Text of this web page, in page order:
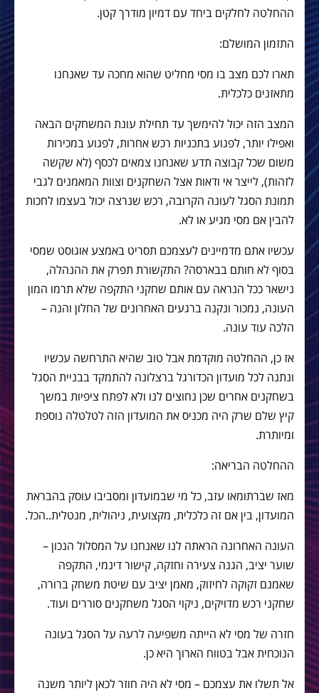
ההחלטה לחלקים ביחד עם דמיון מודרך קטן.
התזמון המושלם:
תארו לכם מצב בו מסי מחליט שהוא מחכה עד שאנחנו
מתאזנים כלכלית.
המצב הזה יכול להימשך עד תחילת עונת המשחקים הבאה
ואפילו יותר, לפגוע בתכניות רכש אחרות, לפגוע במכירות
משום שכל קבוצה תדע שאנחנו צמאים לכסף (לא שקשה
לזהות), לייצר אי ודאות אצל השחקנים וצוות המאמנים לגבי
תמונת הסגל לעונה הקרובה, רכש שנרצה יכול בעצמו לחכות
להבין אם מסי מגיע או לא.
עכשיו אתם מדמיינים לעצמכם תסריט באמצע אוגוסט שמסי
בסוף לא חותם בבארסה? התקשורת תפרק את ההנהלה,
נישאר ככל הנראה עם אותם שחקני התקפה שלא תרמו המון
העונה, נמכור ונקנה ברגעים האחרונים של החלון והנה –
הלכה עוד עונה.
אז כן, ההחלטה מוקדמת אבל טוב שהיא התרחשה עכשיו
ונתנה לכל מועדון הכדורגל ברצלונה להתמקד בבניית הסגל
בשחקנים אחרים שכן נחוצים לנו ולא לפתח ציפיות במשך
קיץ שלם שרק היה מכניס את המועדון הזה לטלטלה נוספת
ומיותרת.
ההחלטה הבריאה:
מאז שברתומאו עזב, כל מי שבמועדון ומסביבו עוסק בהבראת
המועדון, בין אם זה כלכלית, מקצועית, ניהולית, מנטלית..הכל.
העונה האחרונה הראתה לנו שאנחנו על המסלול הנכון –
שוער יציב, הגנה צעירה וחזקה, קישור דינמי, התקפה
שאמנם זקוקה לחיזוק, מאמן יציב עם שיטת משחק ברורה,
שחקני רכש מדויקים, ניקוי הסגל משחקנים סוררים ועוד.
חזרה של מסי לא הייתה משפיעה לרעה על הסגל בעונה
הנוכחית אבל בטווח הארוך היא כן.
אל תשלו את עצמכם – מסי לא היה חוזר לכאן ליותר משנה